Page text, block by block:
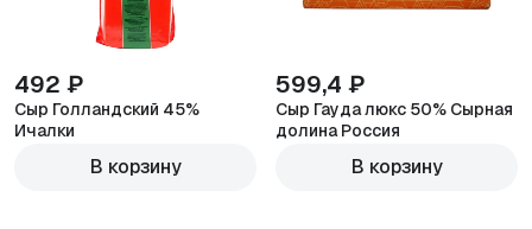
492 ₽
Сыр Голландский 45%
Ичалки
В корзину
599,4 ₽
Сыр Гауда люкс 50% Сырная
долина Россия
В корзину